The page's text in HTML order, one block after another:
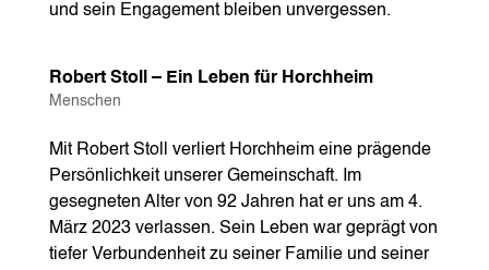
und sein Engagement bleiben unvergessen.
Robert Stoll – Ein Leben für Horchheim
Menschen
Mit Robert Stoll verliert Horchheim eine prägende
Persönlichkeit unserer Gemeinschaft. Im
gesegneten Alter von 92 Jahren hat er uns am 4.
März 2023 verlassen. Sein Leben war geprägt von
tiefer Verbundenheit zu seiner Familie und seiner